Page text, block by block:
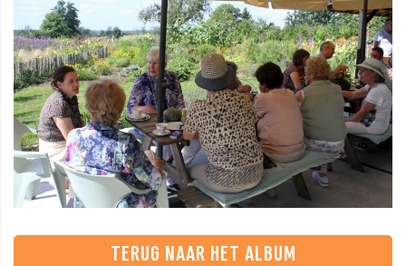
TERUG NAAR HET ALBUM